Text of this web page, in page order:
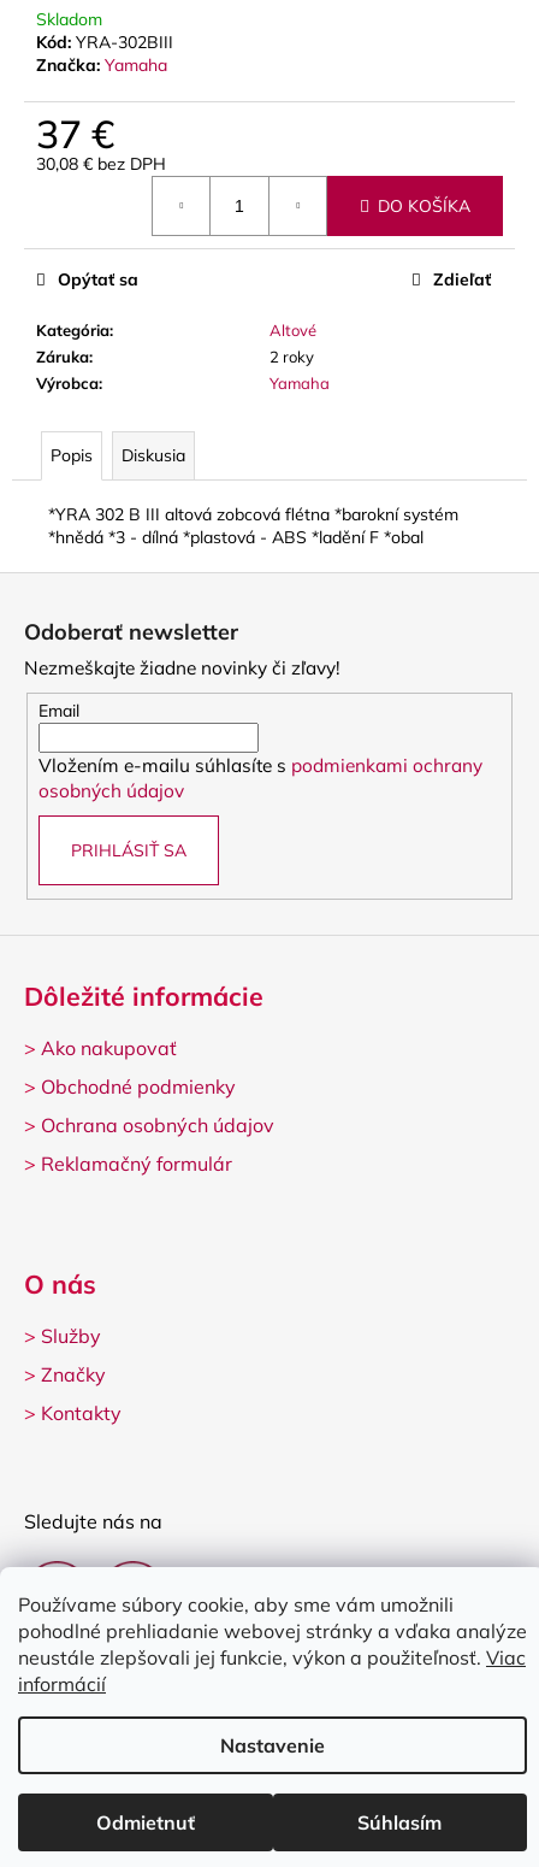
Používame súbory cookie, aby sme vám umožnili
pohodlné prehliadanie webovej stránky a vďaka analýze
neustále zlepšovali jej funkcie, výkon a použiteľnosť. Viac
informácií
Nastavenie
Odmietnuť Súhlasím
Skladom
Kód: YRA-302BIII
Značka: Yamaha
37 €
30,08 € bez DPH
DO KOŠÍKA
Kategória:
Altové
Záruka:
2 roky
Výrobca: Yamaha
Opýtať sa Zdieľať
Popis Diskusia
*YRA 302 B III altová zobcová flétna *barokní systém
*hnědá *3 - dílná *plastová - ABS *ladění F *obal
O
p
o
č
a
RED
CUT
PLÁTKY
NA
ALT
SAXOFÓN
3,50
Odoberať newsletter
Nezmeškajte žiadne novinky či zľavy!
Email
Vložením e-mailu súhlasíte s podmienkami ochrany
osobných údajov
PRIHLÁSIŤ SA
Dôležité informácie
> Ako nakupovať
> Obchodné podmienky
> Ochrana osobných údajov
> Reklamačný formulár
O nás
> Služby
> Značky
> Kontakty
Sledujte nás na
Vytvoril Shoptet
Copyright 2026Clarina Music. Všetky práva vyhradené.Upraviť
nastavenie cookies